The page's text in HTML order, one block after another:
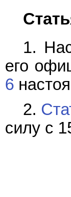
1.
его
6
2.
силу с